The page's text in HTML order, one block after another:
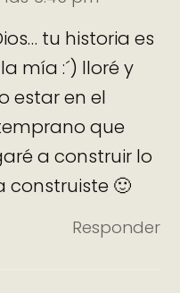
tu historia es
mía :´) lloré y
estar en el
que
a construir lo
construiste 🙂
Responder